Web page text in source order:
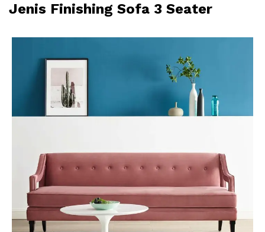
Jenis Finishing Sofa 3 Seater